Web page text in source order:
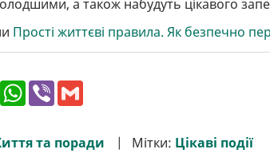
а також набудуть цікавого
Прості життєві правила. Як безпечно
T
e
W
h
s
A
V
r l
та поради Мітки: Цікаві події